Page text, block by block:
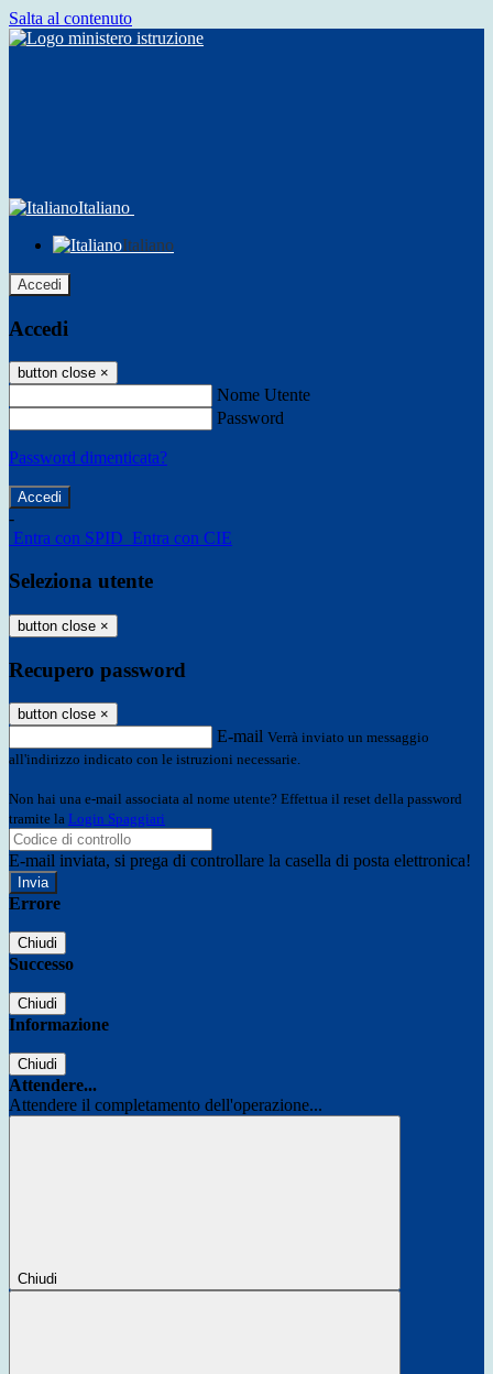
Salta al contenuto
Italiano
Italiano
Accedi
Accedi
button close ×
Nome Utente
Password
Password dimenticata?
-
Entra con SPID Entra con CIE
Seleziona utente
button close ×
Recupero password
button close ×
E-mail Verrà inviato un messaggio
all'indirizzo indicato con le istruzioni necessarie.
Non hai una e-mail associata al nome utente? Effettua il reset della password
tramite la Login Spaggiari
E-mail inviata, si prega di controllare la casella di posta elettronica!
Errore
Chiudi
Successo
Chiudi
Informazione
Chiudi
Attendere...
Attendere il completamento dell'operazione...
Chiudi